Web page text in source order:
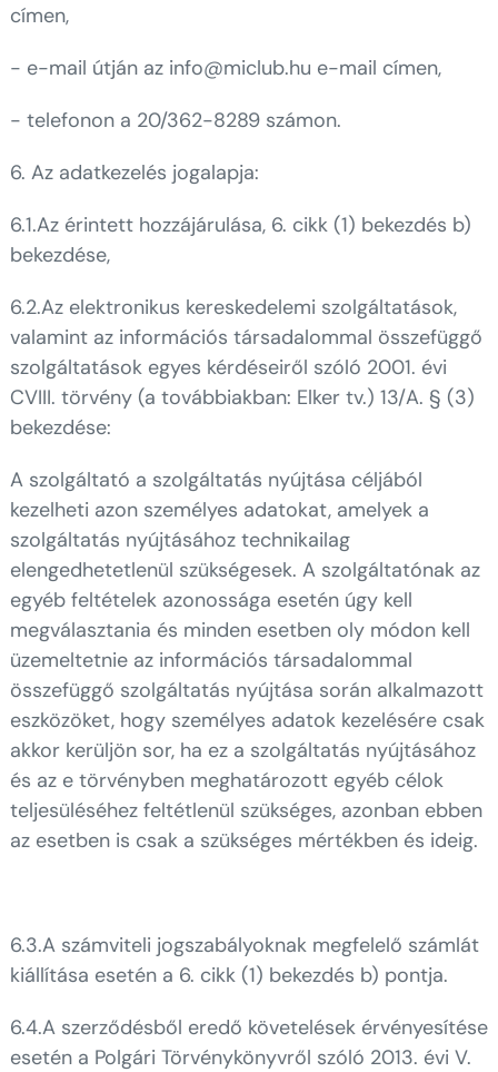
címen,
- e-mail útján az info@miclub.hu e-mail címen,
- telefonon a 20/362-8289 számon.
6. Az adatkezelés jogalapja:
6.1.Az érintett hozzájárulása, 6. cikk (1) bekezdés b)
bekezdése,
6.2.Az elektronikus kereskedelemi szolgáltatások,
valamint az információs társadalommal összefüggő
szolgáltatások egyes kérdéseiről szóló 2001. évi
CVIII. törvény (a továbbiakban: Elker tv.) 13/A. § (3)
bekezdése:
A szolgáltató a szolgáltatás nyújtása céljából
kezelheti azon személyes adatokat, amelyek a
szolgáltatás nyújtásához technikailag
elengedhetetlenül szükségesek. A szolgáltatónak az
egyéb feltételek azonossága esetén úgy kell
megválasztania és minden esetben oly módon kell
üzemeltetnie az információs társadalommal
összefüggő szolgáltatás nyújtása során alkalmazott
eszközöket, hogy személyes adatok kezelésére csak
akkor kerüljön sor, ha ez a szolgáltatás nyújtásához
és az e törvényben meghatározott egyéb célok
teljesüléséhez feltétlenül szükséges, azonban ebben
az esetben is csak a szükséges mértékben és ideig.
6.3.A számviteli jogszabályoknak megfelelő számlát
kiállítása esetén a 6. cikk (1) bekezdés b) pontja.
6.4.A szerződésből eredő követelések érvényesítése
esetén a Polgári Törvénykönyvről szóló 2013. évi V.